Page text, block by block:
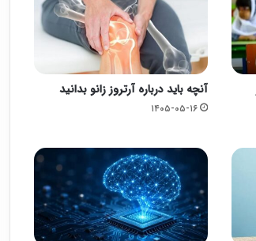
آنچه باید درباره آرتروز زانو بدانید
۱۴۰۵-۰۵-۱۶